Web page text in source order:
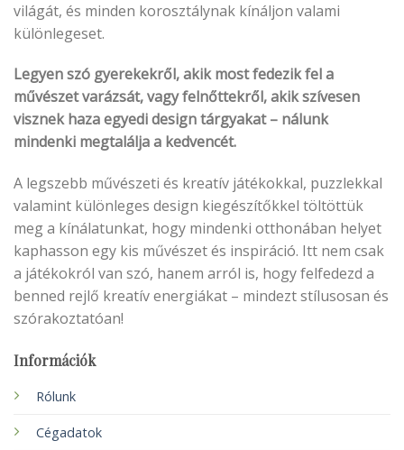
világát, és minden korosztálynak kínáljon valami
különlegeset.
Legyen szó gyerekekről, akik most fedezik fel a
művészet varázsát, vagy felnőttekről, akik szívesen
visznek haza egyedi design tárgyakat – nálunk
mindenki megtalálja a kedvencét.
A legszebb művészeti és kreatív játékokkal, puzzlekkal
valamint különleges design kiegészítőkkel töltöttük
meg a kínálatunkat, hogy mindenki otthonában helyet
kaphasson egy kis művészet és inspiráció. Itt nem csak
a játékokról van szó, hanem arról is, hogy felfedezd a
benned rejlő kreatív energiákat – mindezt stílusosan és
szórakoztatóan!
Információk
Rólunk
Cégadatok